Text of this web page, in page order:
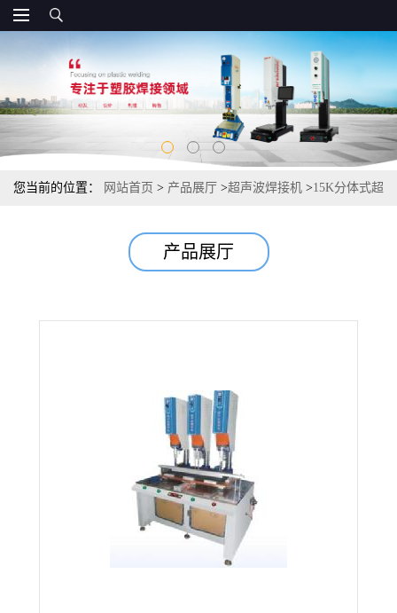
您当前的位置： 网站首页 > 产品展厅 >超声波焊接机 >15K分体式超
产品展厅